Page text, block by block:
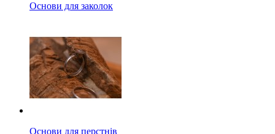
Основи для заколок
Основи для перстнів